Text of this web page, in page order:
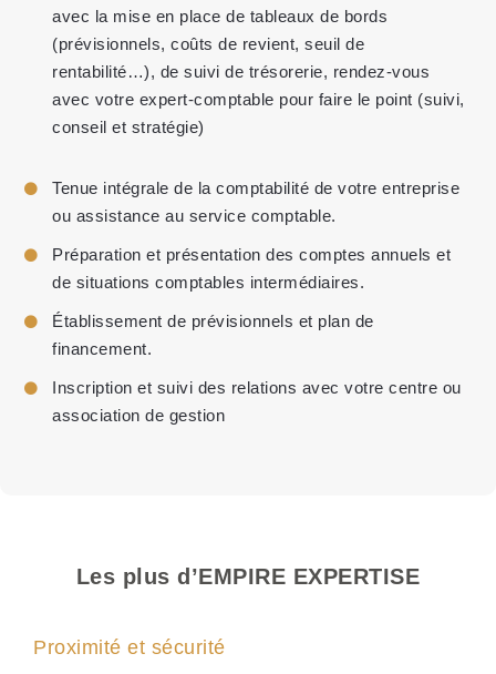
avec la mise en place de tableaux de bords
(prévisionnels, coûts de revient, seuil de
rentabilité…), de suivi de trésorerie, rendez-vous
avec votre expert-comptable pour faire le point (suivi,
conseil et stratégie)
Tenue intégrale de la comptabilité de votre entreprise
ou assistance au service comptable.
Préparation et présentation des comptes annuels et
de situations comptables intermédiaires.
Établissement de prévisionnels et plan de
financement.
Inscription et suivi des relations avec votre centre ou
association de gestion
Les plus d’EMPIRE EXPERTISE
Proximité et sécurité